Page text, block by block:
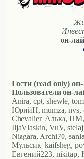
он-
Гости (read only)
Пользователи он-
Anira, cpt, shewle,
ЮрийН, mumza, nvs,
Chevalier, Алька,
IljaVlaskin, VuV,
Niagara, Archi70,
Мульсик, kaifsheg,
Евгений223, nikitap,